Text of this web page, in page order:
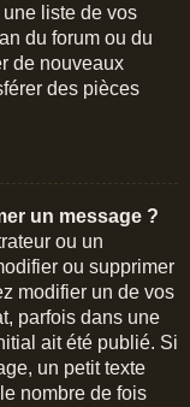
liste de vos
du forum ou du
de nouveaux
des pièces
un message ?
ou un
ou supprimer
modifier un de vos
parfois dans une
ait été publié. Si
un petit texte
nombre de fois